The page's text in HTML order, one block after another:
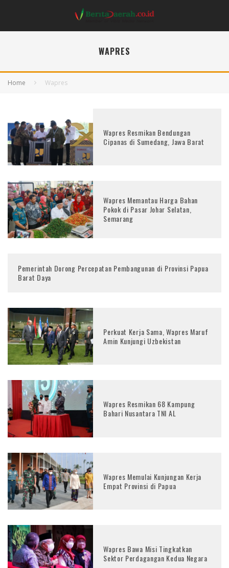
WAPRES
Home Wapres
Wapres Resmikan Bendungan
Cipanas di Sumedang, Jawa Barat
Wapres Memantau Harga Bahan
Pokok di Pasar Johar Selatan,
Semarang
Pemerintah Dorong Percepatan Pembangunan di Provinsi Papua
Barat Daya
Perkuat Kerja Sama, Wapres Maruf
Amin Kunjungi Uzbekistan
Wapres Resmikan 68 Kampung
Bahari Nusantara TNI AL
Wapres Memulai Kunjungan Kerja
Empat Provinsi di Papua
Wapres Bawa Misi Tingkatkan
Sektor Perdagangan Kedua Negara